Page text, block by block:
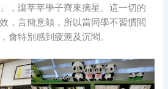
，讓莘莘學子齊來摘星。這一切的
，言簡意頦，所以當同學不習慣閲
會特別感到疲憊及沉悶。